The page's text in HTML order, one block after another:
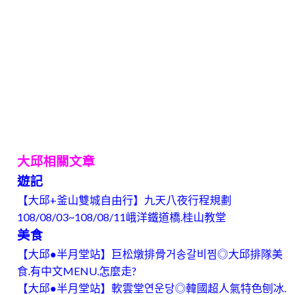
大邱相關文章
遊記
【大邱+釜山雙城自由行】九天八夜行程規劃
108/08/03~108/08/11峨洋鐵道橋.桂山教堂
美食
【大邱●半月堂站】巨松燉排骨거송갈비찜◎大邱排隊美
食.有中文MENU.怎麼走?
【大邱●半月堂站】軟雲堂연운당◎韓國超人氣特色刨冰.